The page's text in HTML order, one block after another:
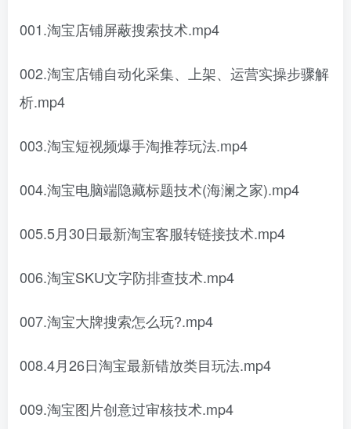
001.淘宝店铺屏蔽搜索技术.mp4
002.淘宝店铺自动化采集、上架、运营实操步骤解
析.mp4
003.淘宝短视频爆手淘推荐玩法.mp4
004.淘宝电脑端隐藏标题技术(海澜之家).mp4
005.5月30日最新淘宝客服转链接技术.mp4
006.淘宝SKU文字防排查技术.mp4
007.淘宝大牌搜索怎么玩?.mp4
008.4月26日淘宝最新错放类目玩法.mp4
009.淘宝图片创意过审核技术.mp4